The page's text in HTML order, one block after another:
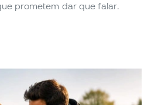
prometem dar que falar.